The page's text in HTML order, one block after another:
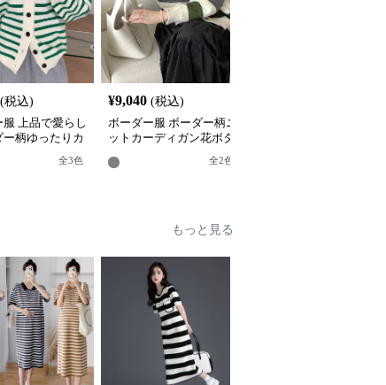
(税込)
上品で愛らし
ー柄ゆったりカ
全3色
¥9,040 (税込)
ボーダー服 ボーダー柄ニ
ットカーディガン花ボタ
全2色
もっと見る